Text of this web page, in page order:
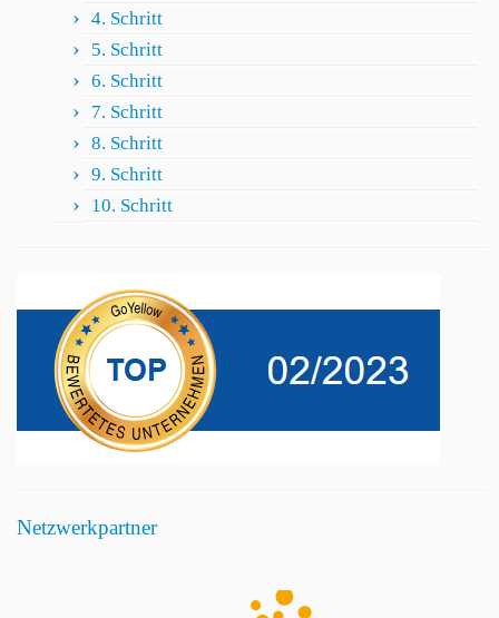
4. Schritt
5. Schritt
6. Schritt
7. Schritt
8. Schritt
9. Schritt
10. Schritt
Netzwerkpartner